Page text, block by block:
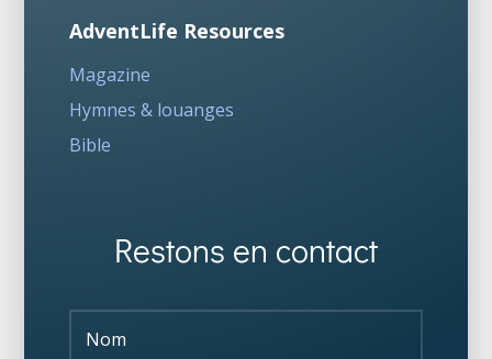
AdventLife Resources
Magazine
Hymnes & louanges
Bible
Restons en contact